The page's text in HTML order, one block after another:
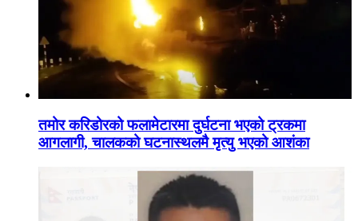
तमोर करिडोरको फलामेटारमा दुर्घटना भएको ट्रकमा
आगलागी, चालकको घटनास्थलमै मृत्यु भएको आशंका